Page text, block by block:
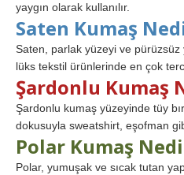
yaygın olarak kullanılır.
Saten Kumaş
Saten, parlak yüzeyi ve pürüzsüz
lüks tekstil ürünlerinde en çok
Şardonlu Kumaş
Şardonlu kumaş yüzeyinde tüy
dokusuyla sweatshirt, eşofman
Polar Kumaş
Polar, yumuşak ve sıcak tutan